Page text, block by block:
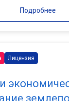
Подробнее
Лицензия